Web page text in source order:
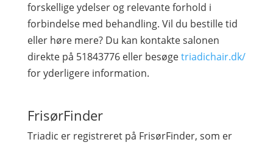
forskellige ydelser og relevante forhold i
forbindelse med behandling. Vil du bestille tid
eller høre mere? Du kan kontakte salonen
direkte på 51843776 eller besøgetriadichair.dk/
for yderligere information.
FrisørFinder
Triadic er registreret på FrisørFinder, som er